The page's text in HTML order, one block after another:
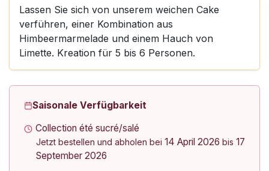
Lassen Sie sich von unserem weichen Cake
verführen, einer Kombination aus
Himbeermarmelade und einem Hauch von
Limette. Kreation für 5 bis 6 Personen.
Saisonale Verfügbarkeit
Collection été sucré/salé
Jetzt bestellen und abholen bei 14 April 2026 bis 17
September 2026